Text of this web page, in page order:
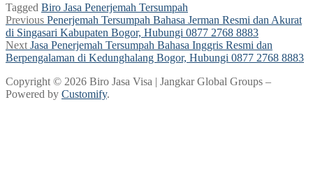
Tagged Biro Jasa Penerjemah Tersumpah
Post
navigation
Previous Previous
post:
Penerjemah Tersumpah Bahasa Jerman Resmi dan Akurat
di Singasari Kabupaten Bogor, Hubungi 0877 2768 8883
Next Next
post:
Jasa Penerjemah Tersumpah Bahasa Inggris Resmi dan
Berpengalaman di Kedunghalang Bogor, Hubungi 0877 2768 8883
Copyright © 2026 Biro Jasa Visa | Jangkar Global Groups –
Powered by Customify.